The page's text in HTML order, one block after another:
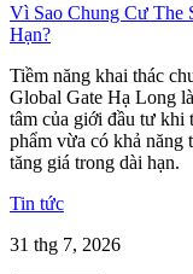
Vì Sao Chung Cư The
Hạn?
Tiềm năng khai thác
Global Gate Hạ Long
tâm của giới đầu tư khi
phẩm vừa có khả năng
tăng giá trong dài hạn.
Tin tức
31 thg 7, 2026